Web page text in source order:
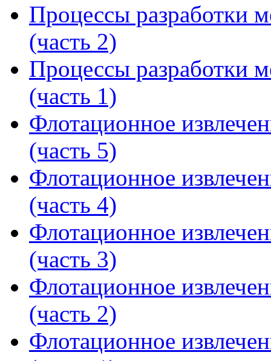
Процессы разработки
(часть 2)
Процессы разработки
(часть 1)
Флотационное
(часть 5)
Флотационное
(часть 4)
Флотационное
(часть 3)
Флотационное
(часть 2)
Флотационное